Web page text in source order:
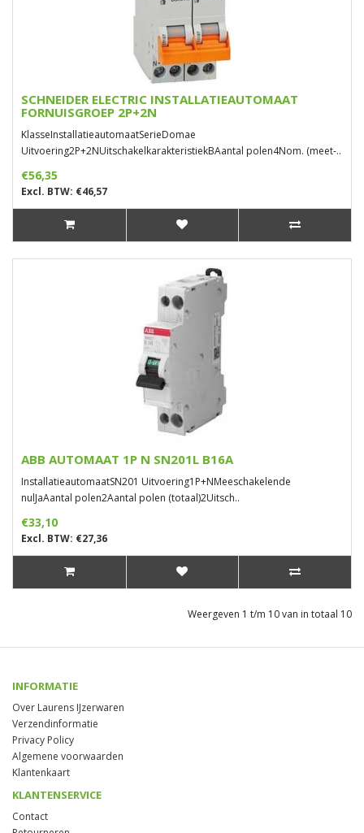
SCHNEIDER ELECTRIC INSTALLATIEAUTOMAAT
FORNUISGROEP 2P+2N
KlasseInstallatieautomaatSerieDomae
Uitvoering2P+2NUitschakelkarakteristiekBAantal polen4Nom. (meet-..
€56,35
Excl. BTW: €46,57
ABB AUTOMAAT 1P N SN201L B16A
InstallatieautomaatSN201 Uitvoering1P+NMeeschakelende
nulJaAantal polen2Aantal polen (totaal)2Uitsch..
€33,10
Excl. BTW: €27,36
Weergeven 1 t/m 10 van in totaal 10
INFORMATIE
Over Laurens IJzerwaren
Verzendinformatie
Privacy Policy
Algemene voorwaarden
Klantenkaart
KLANTENSERVICE
Contact